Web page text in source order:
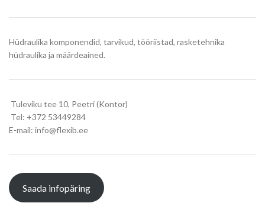
Hüdraulika komponendid, tarvikud, tööriistad, rasketehnika
hüdraulika ja määrdeained.
Tuleviku tee 10, Peetri (Kontor)
Tel: +372 53449284
E-mail: info@flexib.ee
Saada infopäring